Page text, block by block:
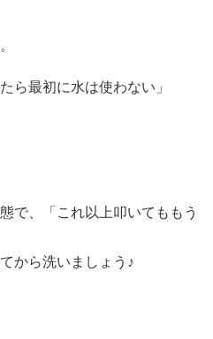
ら最初に水は使わない」
で、「これ以上叩いてももう
から洗いましょう♪